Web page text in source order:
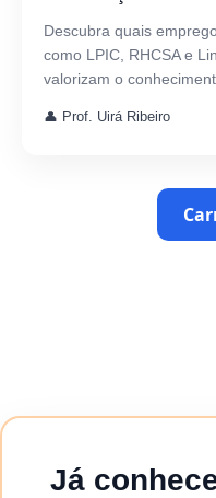
Descubra quais
como LPIC, RHCSA e
valorizam o
👤 Prof. Uirá Ribeiro
Já